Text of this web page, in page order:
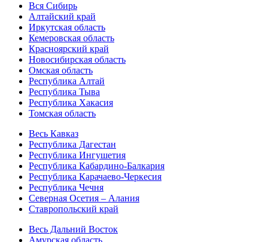
Вся Сибирь
Алтайский край
Иркутская область
Кемеровская область
Красноярский край
Новосибирская область
Омская область
Республика Алтай
Республика Тыва
Республика Хакасия
Томская область
Весь Кавказ
Республика Дагестан
Республика Ингушетия
Республика Кабардино-Балкария
Республика Карачаево-Черкесия
Республика Чечня
Северная Осетия – Алания
Ставропольский край
Весь Дальний Восток
Амурская область